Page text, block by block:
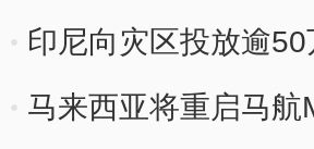
印尼向灾区投放逾
马来西亚将重启马